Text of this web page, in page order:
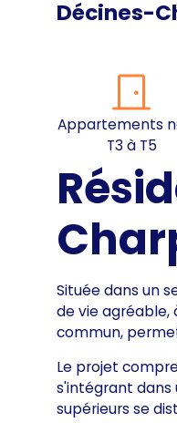
Décines-
Appartements
T3 à T5
Située dans un
de vie agréable,
commun,
Le projet
s'intégrant dans
supérieurs se